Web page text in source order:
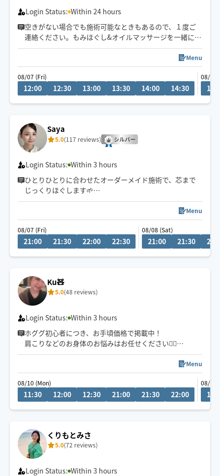
Login Status: Within 24 hours
空きがない場合でも施術可能なときもあるので、１度ご
連絡ください。もみほぐし&オイルマッサージを一緒にさ
れるとコリも浮腫みもとれてスッキリするのでオススメ
ですよ～(^-^)/１人１人に寄り添う施術を心掛けていま
す。宜しくお願いいたします！県外の方は高速代別途い
ただいております。新規のお客様は県内最終受付22時、
県外21時まで。リピート様はなるべくご希望沿えるよう
Menu
08/07 (Fri)
12:00 12:30 13:00 13:30 14:00 14:30
08/09
Saya
5.0(117 reviews) シルバー
Login Status: Within 3 hours
ひとりひとりに合わせたオーダーメイド施術で、芯まで
じっくりほぐします🌱
Menu
08/07 (Fri)
21:00 21:30 22:00 22:30
08/08 (Sat)
21:00 21:30
Ku🧸
5.0(48 reviews)
Login Status: Within 3 hours
ホググ初心者につき、お手頃価格で掲載中！
肩こりなどのお身体のお悩みはお任せください💁‍♀️
愛知県での施術の方は90分〜のご予約でお願いしており
Menu
08/10 (Mon)
11:30 12:00 12:30 21:00 21:30 22:00
08/13
くりもとみさ
5.0(72 reviews)
Login Status: Within 3 hours